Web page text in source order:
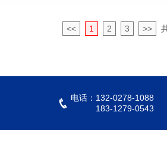
<< 1 2 3 >>
电话：132-0278-1088
183-1279-0543